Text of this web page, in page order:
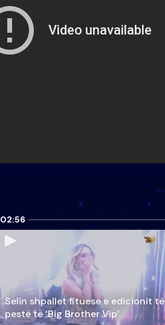
02:56
Selin shpallet fituese e edicionit të
pestë të ‘Big Brother Vip’